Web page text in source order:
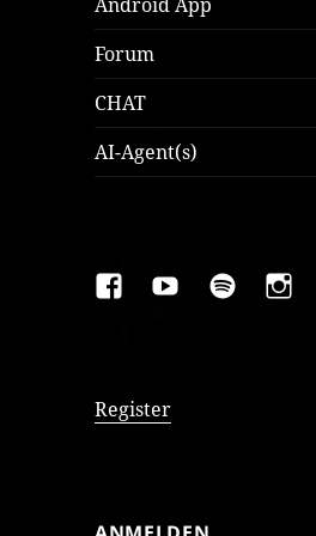
Forum
CHAT
AI-Agent(s)
FAKEBOOK
YOUTUBESPOTIFY
Register